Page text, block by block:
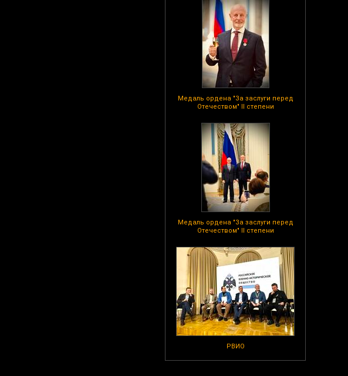
Медаль ордена "За заслуги перед
Отечеством" II степени
Медаль ордена "За заслуги перед
Отечеством" II степени
РВИО